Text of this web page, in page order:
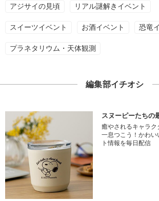
アジサイの見頃 リアル謎解きイベント
スイーツイベント お酒イベント 恐竜
プラネタリウム・天体観測
編集部イチオシ
スヌーピーたちの
癒やされるキャラク
一息つこう！かわ
ト情報を毎日配信